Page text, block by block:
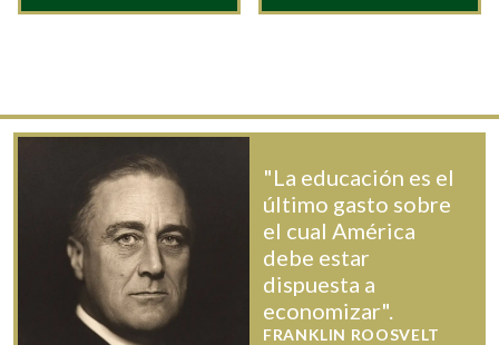
"La educación es el
último gasto sobre
el cual América
debe estar
dispuesta a
economizar".
FRANKLIN ROOSVELT